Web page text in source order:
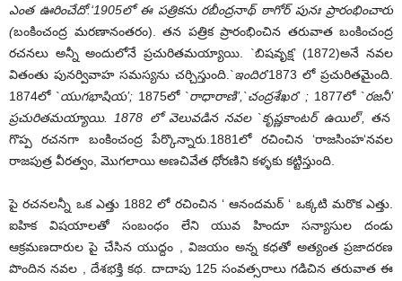
ఎంత ఊరించేదో.‘1905లో ఈ పత్రికను రబీంద్రనాథ్ ఠాగోర్ పునః ప్రారంభించారు
(బంకించంద్ర మరణానంతరం). తన పత్రిక ప్రారంభించిన తరువాత బంకించంద్ర
రచనలు అన్నీ అందులోనే ప్రచురితమయ్యాయి. `బిషవృక్ష’ (1872)అనే నవల
వితంతు పునర్వివాహ సమస్యను చర్చిస్తుంది.`ఇందిర’1873 లో ప్రచురితమైంది.
1874లో `యుగభాషియ’; 1875లో `రాధారాణి’,`చంద్రశేఖర’ ; 1877లో `రజనీ’
ప్రచురితమయ్యాయి. 1878 లోవెలువడిననవల `కృష్ణకాంటర్ ఉయిల్’,
తన
గొప్ప రచనగా బంకించంద్ర పేర్కొన్నారు.1881లో రచించిన ‘రాజసింహ‘నవల
రాజపుత్ర వీరత్వం, మొగలాయి అణచివేత ధోరణిని కళ్ళకు కట్టిస్తుంది.
పై రచనలన్నీ ఒక ఎత్తు 1882 లో రచించిన ‘ ఆనందమఠ్ ‘ ఒక్కటి మరొక ఎత్తు.
ఐహిక విషయాలతో సంబంధం లేని యువ హిందూ సన్యాసుల దండు
ఆక్రమణదారుల పై చేసిన యుద్దం , విజయం అన్న కధతో అత్యంత ప్రజాదరణ
పొందిన నవల , దేశభక్తి కథ. దాదాపు 125 సంవత్సరాలు గడిచిన తరువాత ఈ